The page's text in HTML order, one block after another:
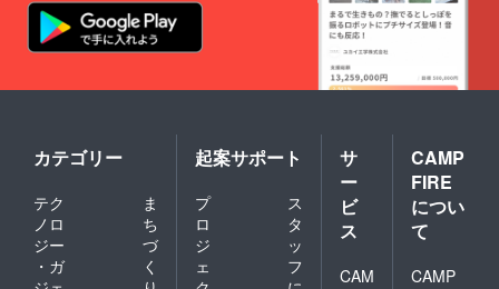
カテゴリー
テク
ノロ
ジー
・ガ
ま
ち
づ
く
起案サポート
プ
ロ
ジ
ェ
ス
タ
ッ
フ
サ
ー
ビ
ス
CAM
CAMP
FIRE
につい
て
CAMP